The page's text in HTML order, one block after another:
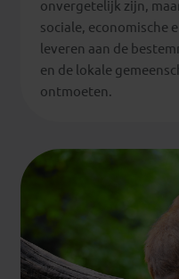
onvergetelijk zijn,
sociale, economische
leveren aan de
en de lokale
ontmoeten.